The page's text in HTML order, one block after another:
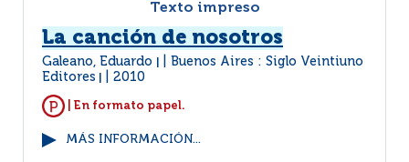
Texto impreso
La canción de nosotros
Galeano, Eduardo
Buenos Aires : Siglo Veintiuno
Editores
2010
| En formato papel.
MÁS INFORMACIÓN...